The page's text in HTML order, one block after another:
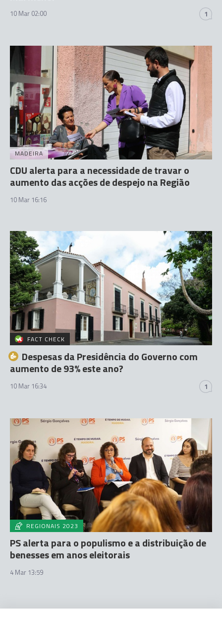
10 Mar 02:00 1
MADEIRA
CDU alerta para a necessidade de travar o
aumento das acções de despejo na Região
10 Mar 16:16
FACT CHECK
Despesas da Presidência do Governo com
aumento de 93% este ano?
10 Mar 16:34 1
REGIONAIS 2023
PS alerta para o populismo e a distribuição de
benesses em anos eleitorais
4 Mar 13:59